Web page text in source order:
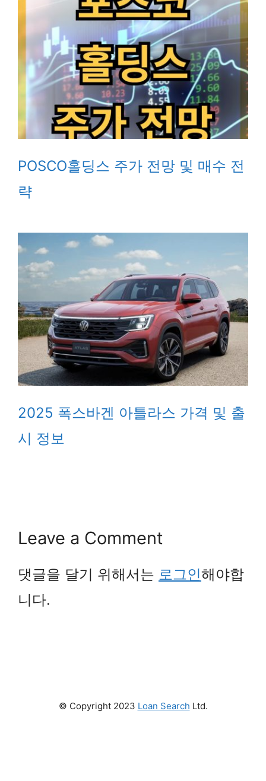
POSCO홀딩스 주가 전망 및 매수 전
략
2025 폭스바겐 아틀라스 가격 및 출
시 정보
Leave a Comment
댓글을 달기 위해서는 로그인해야합
니다.
© Copyright 2023 Loan Search Ltd.